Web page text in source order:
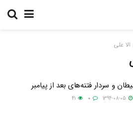
الا علی
و سردار فتنه‌های بعد از پیامبر